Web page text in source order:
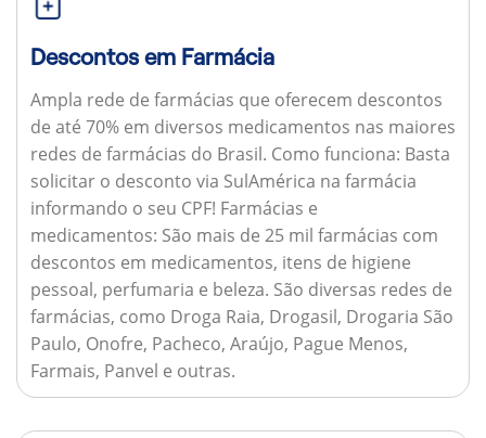
Descontos em Farmácia
Ampla rede de farmácias que oferecem descontos
de até 70% em diversos medicamentos nas maiores
redes de farmácias do Brasil. Como funciona: Basta
solicitar o desconto via SulAmérica na farmácia
informando o seu CPF! Farmácias e
medicamentos: São mais de 25 mil farmácias com
descontos em medicamentos, itens de higiene
pessoal, perfumaria e beleza. São diversas redes de
farmácias, como Droga Raia, Drogasil, Drogaria São
Paulo, Onofre, Pacheco, Araújo, Pague Menos,
Farmais, Panvel e outras.